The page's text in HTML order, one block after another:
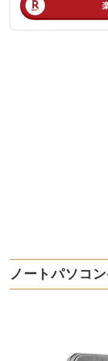
ノートパソコ